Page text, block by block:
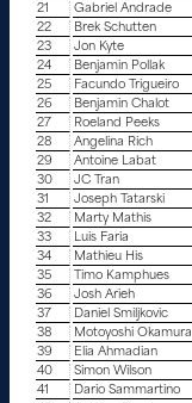
21
Gabriel Andrade
22
Brek Schutten
23
Jon Kyte
24
Benjamin Pollak
25
Facundo Trigueiro
26
Benjamin Chalot
27
Roeland Peeks
28
Angelina Rich
29
Antoine Labat
30
JC Tran
31
Joseph Tatarski
32
Marty Mathis
33
Luis Faria
34
Mathieu His
35
Timo Kamphues
36
Josh Arieh
37
Daniel Smiljkovic
38
Motoyoshi Okamura
39
Elia Ahmadian
40
Simon Wilson
41
Dario Sammartino